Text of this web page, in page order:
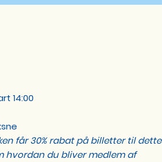
14:00
får 30% rabat på billetter til dette
hvordan du bliver medlem af